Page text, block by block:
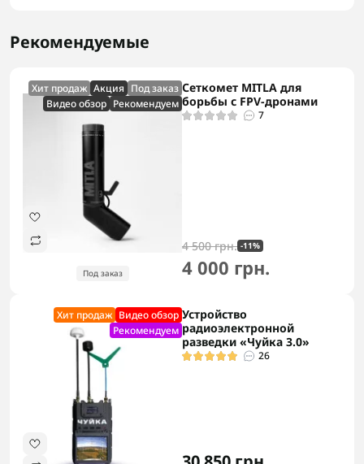
Рекомендуемые
Хит продаж Акция Под заказ
Видео обзор Рекомендуем
Под заказ
Сеткомет MITLA для
борьбы с FPV-дронами
7
4 500 грн. -11%
4 000 грн.
Хит продаж Видео обзор
Рекомендуем
Устройство
радиоэлектронной
разведки «Чуйка 3.0»
26